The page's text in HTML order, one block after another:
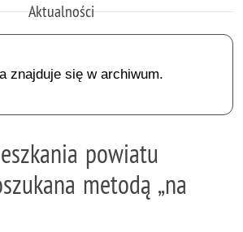
Aktualności
znajduje się w archiwum.
powiatu
metodą „na